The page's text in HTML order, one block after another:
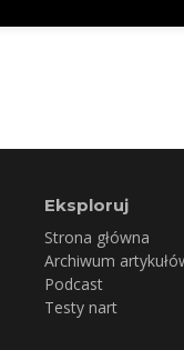
Eksploruj
Strona główna
Archiwum
Podcast
Testy nart